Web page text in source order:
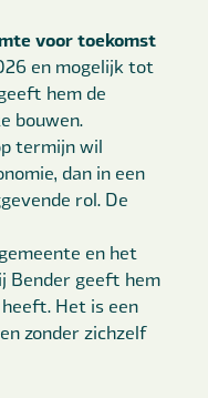
voor toekomst
en mogelijk tot
hem de
bouwen.
termijn wil
dan in een
rol. De
en het
Bender geeft hem
Het is een
zonder zichzelf